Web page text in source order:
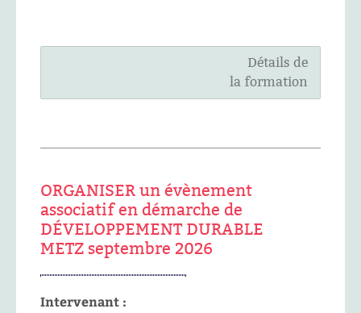
Détails de
la formation
ORGANISER un évènement
associatif en démarche de
DÉVELOPPEMENT DURABLE
METZ septembre 2026
Intervenant :